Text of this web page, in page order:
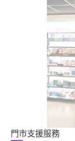
門市支援服務